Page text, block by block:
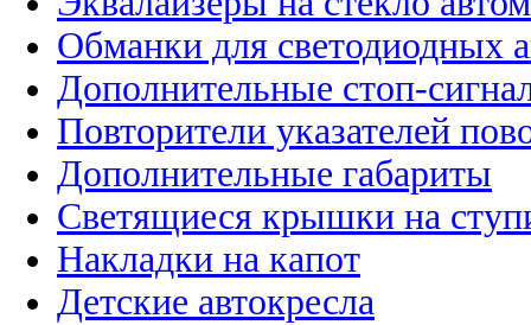
Обманки для светодиодных
Дополнительные стоп-
Повторители указателей
Дополнительные габариты
Светящиеся крышки на
Накладки на капот
Детские автокресла